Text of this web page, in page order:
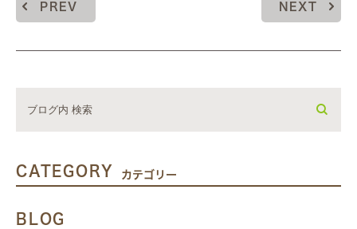
PREV NEXT
CATEGORY カテゴリー
BLOG